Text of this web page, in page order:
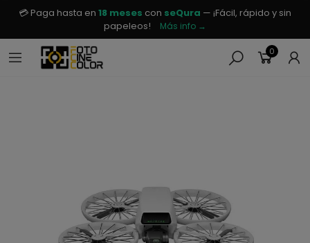
💳 Paga hasta en 18 meses con seQura — ¡Fácil, rápido y sin
papeleos!
Más info →
0